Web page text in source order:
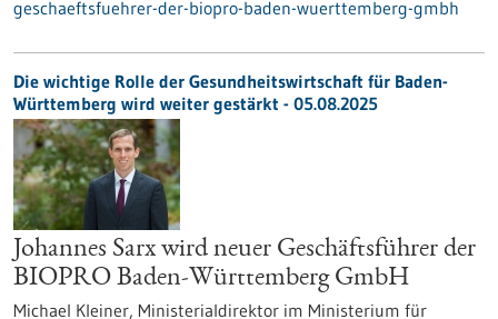
geschaeftsfuehrer-der-biopro-baden-wuerttemberg-gmbh
Die wichtige Rolle der Gesundheitswirtschaft für Baden-
Württemberg wird weiter gestärkt - 05.08.2025
Johannes Sarx wird neuer Geschäftsführer der
BIOPRO Baden-Württemberg GmbH
Michael Kleiner, Ministerialdirektor im Ministerium für